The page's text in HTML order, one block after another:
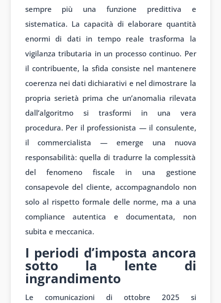
sempre più una funzione predittiva e
sistematica. La capacità di elaborare quantità
enormi di dati in tempo reale trasforma la
vigilanza tributaria in un processo continuo. Per
il contribuente, la sfida consiste nel mantenere
coerenza nei dati dichiarativi e nel dimostrare la
propria serietà prima che un’anomalia rilevata
dall’algoritmo si trasformi in una vera
procedura. Per il professionista — il consulente,
il commercialista — emerge una nuova
responsabilità: quella di tradurre la complessità
del fenomeno fiscale in una gestione
consapevole del cliente, accompagnandolo non
solo al rispetto formale delle norme, ma a una
compliance autentica e documentata, non
subita e meccanica.
I periodi d’imposta ancora
sotto la lente di
ingrandimento
Le comunicazioni di ottobre 2025 si